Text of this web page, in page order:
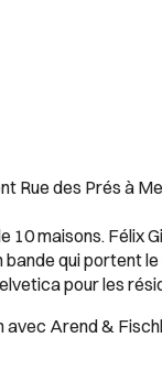
Rue des Prés à
10 maisons.
qui portent
pour les
Arend &